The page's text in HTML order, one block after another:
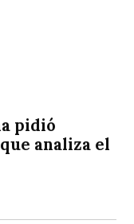
pidió
analiza el